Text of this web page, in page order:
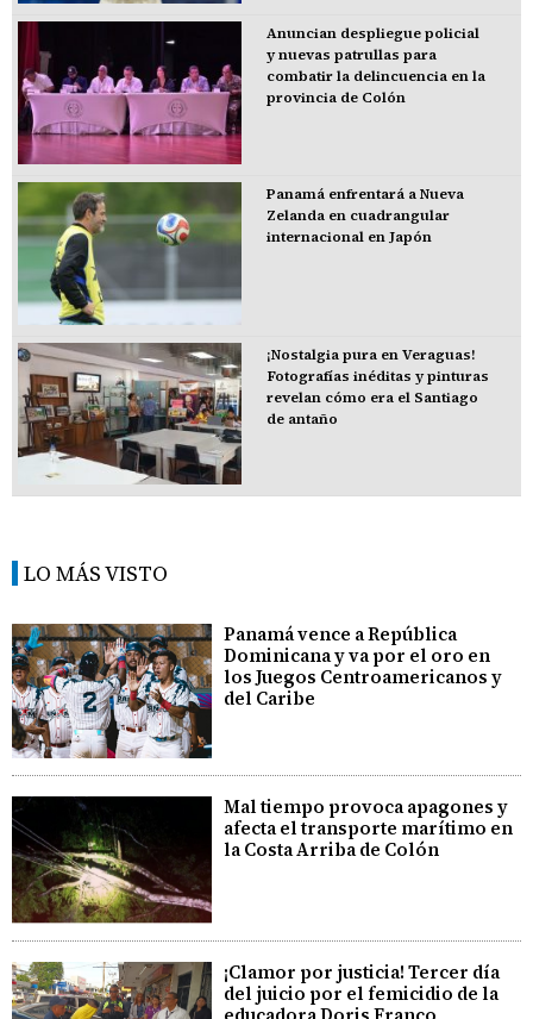
Anuncian despliegue policial
y nuevas patrullas para
combatir la delincuencia en la
provincia de Colón
Panamá enfrentará a Nueva
Zelanda en cuadrangular
internacional en Japón
¡Nostalgia pura en Veraguas!
Fotografías inéditas y pinturas
revelan cómo era el Santiago
de antaño
LO MÁS VISTO
Panamá vence a República
Dominicana y va por el oro en
los Juegos Centroamericanos y
del Caribe
Mal tiempo provoca apagones y
afecta el transporte marítimo en
la Costa Arriba de Colón
¡Clamor por justicia! Tercer día
del juicio por el femicidio de la